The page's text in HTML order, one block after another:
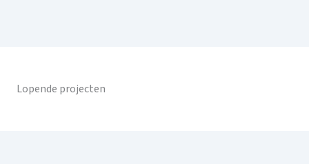
Lopende projecten